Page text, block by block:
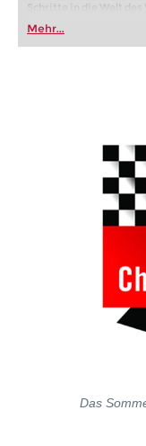
Schritte in die Welt des
oder bereits auf
FRITZ trainieren Sie
individueller als je
Mehr...
Das